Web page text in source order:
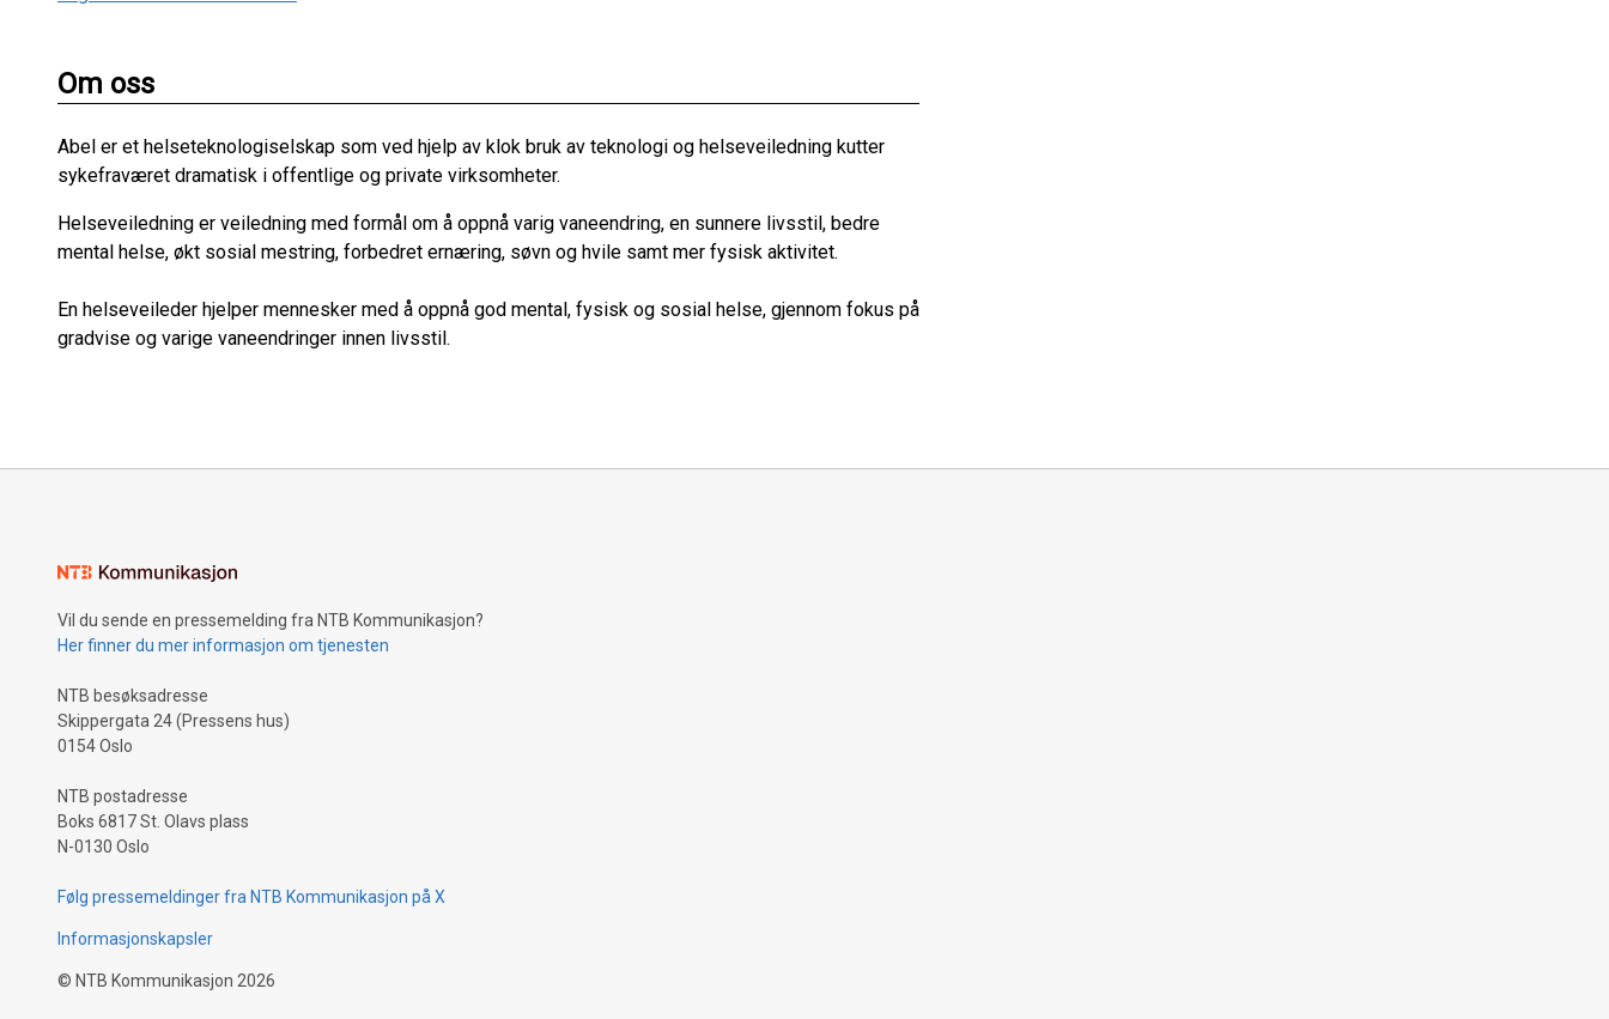
Om oss
Abel er et helseteknologiselskap som ved hjelp av klok bruk av teknologi og helseveiledning kutter
sykefraværet dramatisk i offentlige og private virksomheter.
Helseveiledning er veiledning med formål om å oppnå varig vaneendring, en sunnere livsstil, bedre
mental helse, økt sosial mestring, forbedret ernæring, søvn og hvile samt mer fysisk aktivitet.
En helseveileder hjelper mennesker med å oppnå god mental, fysisk og sosial helse, gjennom fokus på
gradvise og varige vaneendringer innen livsstil.
Vil du sende en pressemelding fra NTB Kommunikasjon?
Her finner du mer informasjon om tjenesten
NTB besøksadresse
Skippergata 24 (Pressens hus)
0154 Oslo
NTB postadresse
Boks 6817 St. Olavs plass
N-0130 Oslo
Følg pressemeldinger fra NTB Kommunikasjon på X
Informasjonskapsler
© NTB Kommunikasjon 2026